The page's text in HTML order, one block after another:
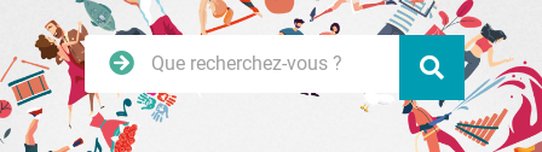
Rechercher
sur
le
site
Valider